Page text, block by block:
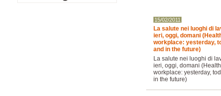
15/02/2011
La salute nei luoghi di
ieri, oggi, domani
workplace: yesterday,
and in the future)
La salute nei luoghi di
ieri, oggi, domani
workplace: yesterday,
in the future)